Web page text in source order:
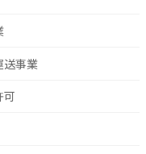
送事業
可